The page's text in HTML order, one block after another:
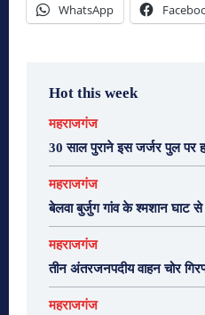
WhatsApp
Hot this week
महराजगंज
30 साल पुराने इस जर्जर पुल पर
महराजगंज
बेलवा बुर्जुग गांव के श्मशान घाट
महराजगंज
तीन अंतरजनपदीय वाहन चोर
महराजगंज